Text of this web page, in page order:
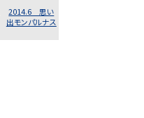
2014.6 思い
出モンパルナス